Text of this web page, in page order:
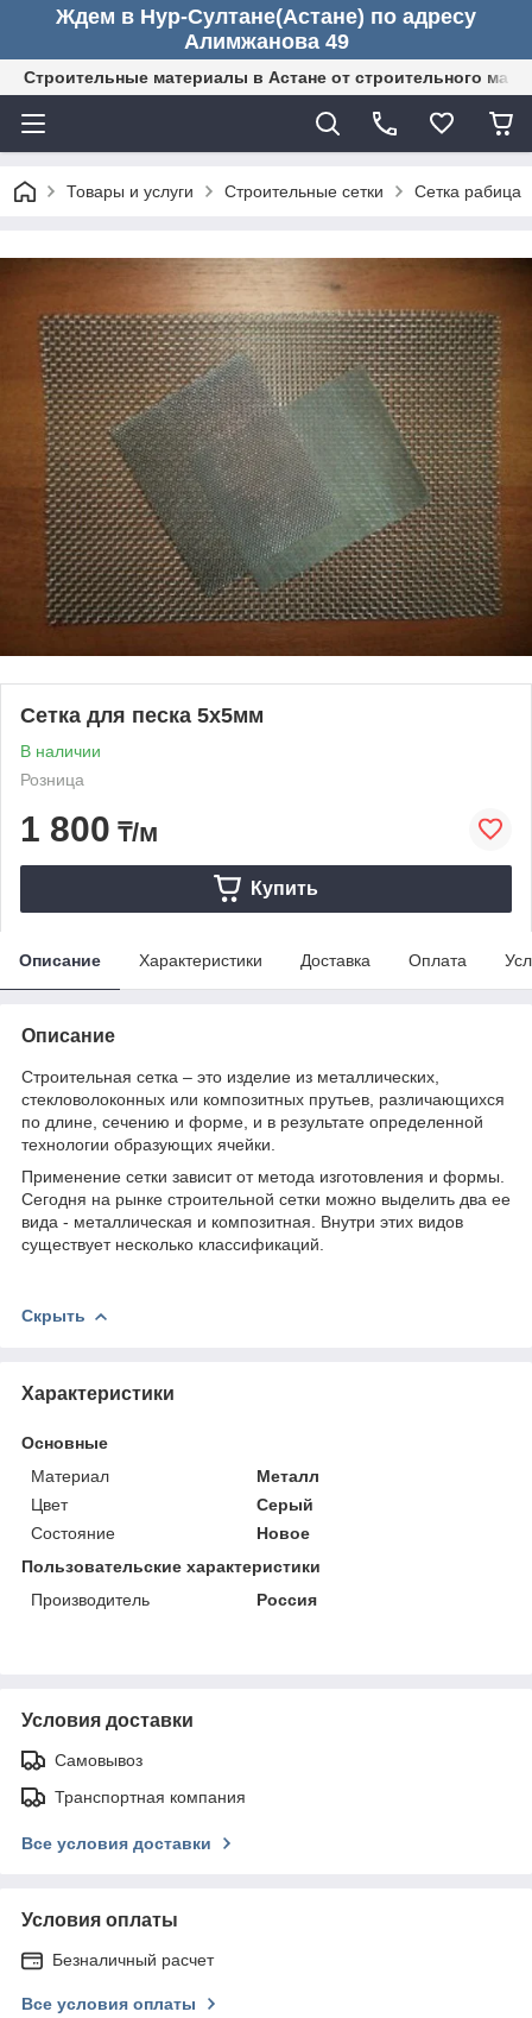
Ждем в Нур-Султане(Астане) по адресу
Алимжанова 49
Строительные материалы в Астане от строительного
Товары и услуги Строительные сетки Сетка рабица
Сетка для песка 5х5мм
В наличии
Розница
1 800 ₸/м
Купить
Описание Характеристики Доставка Оплата
Описание
Строительная сетка – это изделие из металлических,
стекловолоконных или композитных прутьев, различающихся
по длине, сечению и форме, и в результате определенной
технологии образующих ячейки.
Применение сетки зависит от метода изготовления и формы.
Сегодня на рынке строительной сетки можно выделить два ее
вида - металлическая и композитная. Внутри этих видов
существует несколько классификаций.
Скрыть
Характеристики
Основные
Материал
Металл
Цвет
Серый
Состояние
Новое
Пользовательские характеристики
Производитель
Россия
Условия доставки
Самовывоз
Транспортная компания
Все условия доставки
Условия оплаты
Безналичный расчет
Все условия оплаты